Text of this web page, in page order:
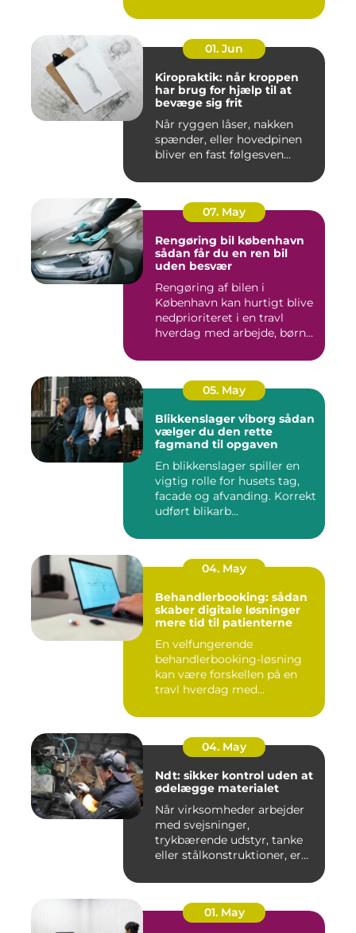
01. Jun
Kiropraktik: når kroppen
har brug for hjælp til at
bevæge sig frit
Når ryggen låser, nakken
spænder, eller hovedpinen
bliver en fast følgesven...
07. May
Rengøring bil københavn
sådan får du en ren bil
uden besvær
Rengøring af bilen i
København kan hurtigt blive
nedprioriteret i en travl
hverdag med arbejde, børn...
05. May
Blikkenslager viborg sådan
vælger du den rette
fagmand til opgaven
En blikkenslager spiller en
vigtig rolle for husets tag,
facade og afvanding. Korrekt
udført blikarb...
04. May
Behandlerbooking: sådan
skaber digitale løsninger
mere tid til patienterne
En velfungerende
behandlerbooking-løsning
kan være forskellen på en
travl hverdag med
04. May
Ndt: sikker kontrol uden at
ødelægge materialet
Når virksomheder arbejder
med svejsninger,
trykbærende udstyr, tanke
eller stålkonstruktioner, er
01. May